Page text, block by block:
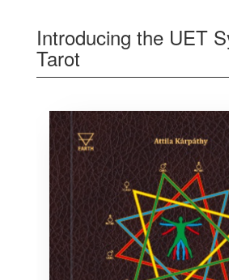
Introducing the UET
Tarot